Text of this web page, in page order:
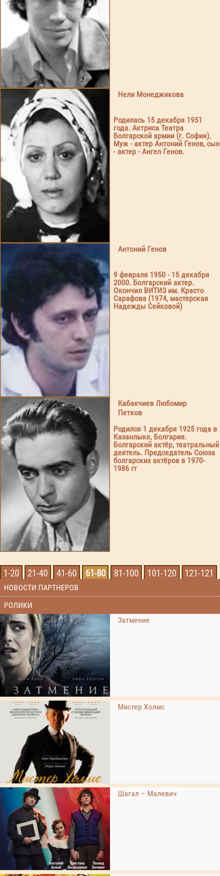
Нели Монеджикова
Родилась 15 декабря 1951
года. Актриса Театра
Болгарской армии (г. София).
Муж - актер Антоний Генов, сын
- актер - Ангел Генов.
Антоний Генов
9 февраля 1950 - 15 декабря
2000. Болгарский актер.
Окончил ВИТИЗ им. Красто
Сарафова (1974, мастерская
Надежды Сейковой)
Кабакчиев Любомир
Петков
Родился 1 декабря 1925 года в
Казанлыке, Болгария.
Болгарский актёр, театральный
деятель. Председатель Союза
болгарских актёров в 1970-
1986 гг
1-20 21-40 41-60 61-80 81-100 101-120 121-121
НОВОСТИ ПАРТНЕРОВ
РОЛИКИ
Затмение
Мистер Холмс
Шагал – Малевич